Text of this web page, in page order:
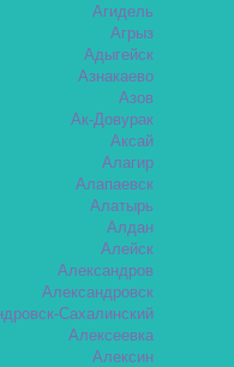
Агидель
Агрыз
Адыгейск
Азнакаево
Азов
Ак-Довурак
Аксай
Алагир
Алапаевск
Алатырь
Алдан
Алейск
Александров
Александровск
Сахалинский
Алексеевка
Алексин